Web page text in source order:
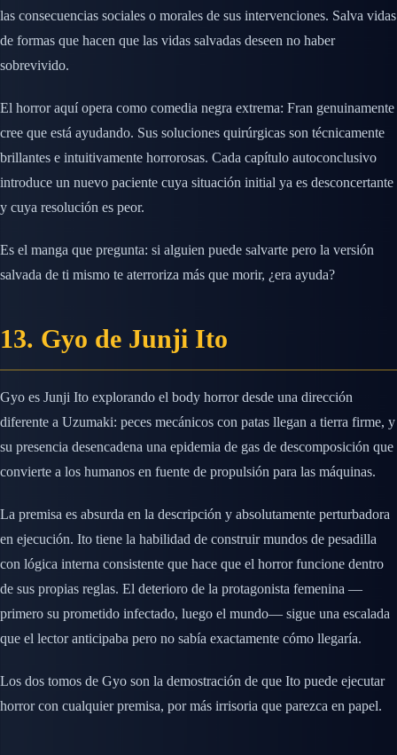
las consecuencias sociales o morales de sus intervenciones. Salva vidas
de formas que hacen que las vidas salvadas deseen no haber
sobrevivido.
El horror aquí opera como comedia negra extrema: Fran genuinamente
cree que está ayudando. Sus soluciones quirúrgicas son técnicamente
brillantes e intuitivamente horrorosas. Cada capítulo autoconclusivo
introduce un nuevo paciente cuya situación initial ya es desconcertante
y cuya resolución es peor.
Es el manga que pregunta: si alguien puede salvarte pero la versión
salvada de ti mismo te aterroriza más que morir, ¿era ayuda?
13. Gyo de Junji Ito
Gyo es Junji Ito explorando el body horror desde una dirección
diferente a Uzumaki: peces mecánicos con patas llegan a tierra firme, y
su presencia desencadena una epidemia de gas de descomposición que
convierte a los humanos en fuente de propulsión para las máquinas.
La premisa es absurda en la descripción y absolutamente perturbadora
en ejecución. Ito tiene la habilidad de construir mundos de pesadilla
con lógica interna consistente que hace que el horror funcione dentro
de sus propias reglas. El deterioro de la protagonista femenina —
primero su prometido infectado, luego el mundo— sigue una escalada
que el lector anticipaba pero no sabía exactamente cómo llegaría.
Los dos tomos de Gyo son la demostración de que Ito puede ejecutar
horror con cualquier premisa, por más irrisoria que parezca en papel.